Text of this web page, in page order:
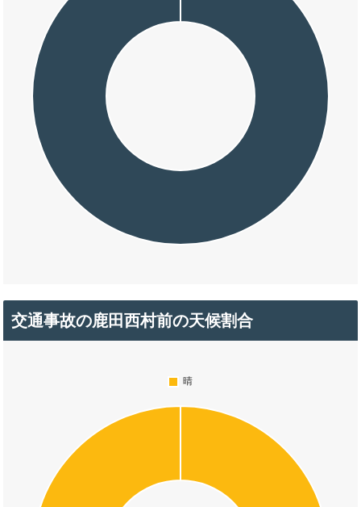
交通事故の鹿田西村前の天候割合